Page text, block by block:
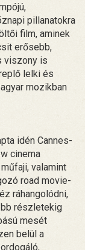
pillanatokra
film, aminek
erősebb,
viszony is
lelki és
mozikban
idén Cannes-
cinema
valamint
road movie-
ráhangolódni,
részletekig
mesét
belül a